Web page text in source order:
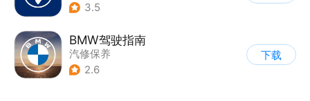
3.5
BMW驾驶指南
汽修保养
2.6
下载